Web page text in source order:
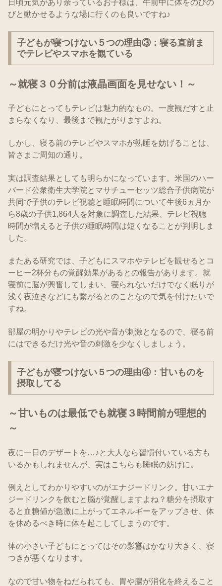
日頃元気があり余っているお子様は、午前中に体をのびの
びと動かせるような場に行くのも良いですね♪
子どもが寝つけない５つの理由③：寝る直前ま
でテレビやスマホを観ている
～就寝３０分前は液晶画面を見せない！～
子どもにとってもテレビは魅力的なもの。一度観だすと止
まらなくなり、最後まで観たがりますよね。
しかし、寝る前のテレビやスマホが熟睡を妨げることは、
皆さまご周知の通り。
実は調査結果としても明らかになっています。米国のハー
バード公衆衛生大学院とマサチューセッツ総合子供病院が
共同で子供のテレビ視聴と睡眠時間について生後6ヵ月か
ら8歳の子供1,864人を対象に調査した結果、テレビ視聴
時間が増えると子供の睡眠時間は短くなることが判明しま
した。
またある研究では、子どもにスマホやテレビを観せるとコ
ーヒー2杯分もの覚醒効果があるとの報告があります。就
寝前に脳が興奮してしまい、寝られないだけでなく眠りが
浅く夜泣きなどにも繋がるとのことなので気を付けたいで
すね。
部屋の明かりやテレビの光や音が刺激となるので、寝る前
にはできるだけ光や音の刺激を少なくしましょう。
子どもが寝つけない５つの理由④：甘いものを
摂取してる
～甘いものは最低でも就寝３時間前が理想的
～
夜に一日のデザートを…♪と大人なら習慣付いている方も
いるかもしれませんが、実はこちらも睡眠の妨げに。
例えとしてわかりやすいのがエナジードリンク。甘いエナ
ジードリンクを飲むと脳が覚醒しますよね？糖分を摂取す
ると血糖値が急激に上がってエネルギーをアップさせ、体
を休めるべき時に体を起こしてしまうのです。
体の小さい子どもにとってはその影響はかなり大きく、寝
つきが悪くなります。
なので甘い物をねだられても、胃や腸が消化を終えること